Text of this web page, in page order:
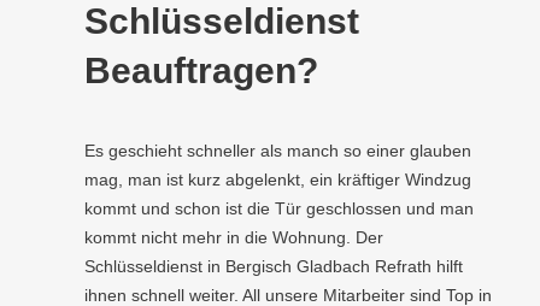
Schlüsseldienst
Beauftragen?
Es geschieht schneller als manch so einer glauben
mag, man ist kurz abgelenkt, ein kräftiger Windzug
kommt und schon ist die Tür geschlossen und man
kommt nicht mehr in die Wohnung. Der
Schlüsseldienst in Bergisch Gladbach Refrath hilft
ihnen schnell weiter. All unsere Mitarbeiter sind Top in